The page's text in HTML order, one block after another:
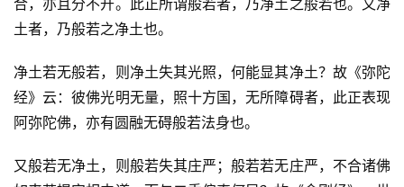
合，亦且分不开。此正所谓般若者，乃净土之般若也。又净
土者，乃般若之净土也。
净土若无般若，则净土失其光照，何能显其净土？故《弥陀
经》云：彼佛光明无量，照十方国，无所障碍者，此正表现
阿弥陀佛，亦有圆融无碍般若法身也。
又般若无净土，则般若失其庄严；般若若无庄严，不合诸佛